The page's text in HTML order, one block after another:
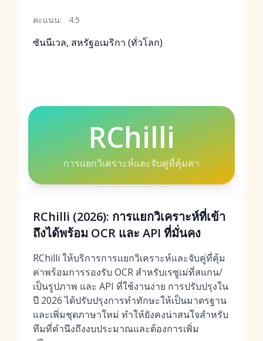
คะแนน: 4.5
ซันนีเวล, สหรัฐอเมริกา (ทั่วโลก)
RChilli
การแยกวิเคราะห์และจับคู่ที่คุ้มค่า
RChilli (2026): การแยกวิเคราะห์ที่เข้า
ถึงได้พร้อม OCR และ API ที่มั่นคง
RChilli ให้บริการการแยกวิเคราะห์และจับคู่ที่คุ้ม
ค่าพร้อมการรองรับ OCR สำหรับเรซูเม่ที่สแกน/
เป็นรูปภาพ และ API ที่ใช้งานง่าย การปรับปรุงใน
ปี 2026 ได้ปรับปรุงการทำทักษะให้เป็นมาตรฐาน
และเพิ่มชุดภาษาใหม่ ทำให้ยังคงน่าสนใจสำหรับ
ทีมที่คำนึงถึงงบประมาณและต้องการเพิ่ม